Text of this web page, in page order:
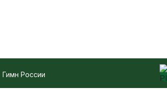
Гимн России